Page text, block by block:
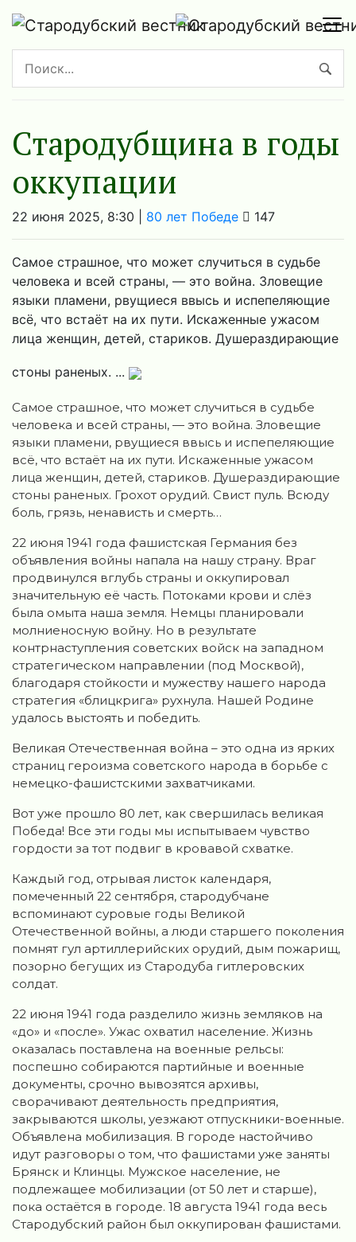
Стародубщина в годы
оккупации
22 июня 2025, 8:30 | 80 лет Победе 147
Самое страшное, что может случиться в судьбе
человека и всей страны, — это война. Зловещие
языки пламени, рвущиеся ввысь и испепеляющие
всё, что встаёт на их пути. Искаженные ужасом
лица женщин, детей, стариков. Душераздирающие
стоны раненых. ...
Самое страшное, что может случиться в судьбе
человека и всей страны, — это война. Зловещие
языки пламени, рвущиеся ввысь и испепеляющие
всё, что встаёт на их пути. Искаженные ужасом
лица женщин, детей, стариков. Душераздирающие
стоны раненых. Грохот орудий. Свист пуль. Всюду
боль, грязь, ненависть и смерть…
22 июня 1941 года фашистская Германия без
объявления войны напала на нашу страну. Враг
продвинулся вглубь страны и оккупировал
значительную её часть. Потоками крови и слёз
была омыта наша земля. Немцы планировали
молниеносную войну. Но в результате
контрнаступления советских войск на западном
стратегическом направлении (под Москвой),
благодаря стойкости и мужеству нашего народа
стратегия «блицкрига» рухнула. Нашей Родине
удалось выстоять и победить.
Великая Отечественная война – это одна из ярких
страниц героизма советского народа в борьбе с
немецко-фашистскими захватчиками.
Вот уже прошло 80 лет, как свершилась великая
Победа! Все эти годы мы испытываем чувство
гордости за тот подвиг в кровавой схватке.
Каждый год, отрывая листок календаря,
помеченный 22 сентября, стародубчане
вспоминают суровые годы Великой
Отечественной войны, а люди старшего поколения
помнят гул артиллерийских орудий, дым пожарищ,
позорно бегущих из Стародуба гитлеровских
солдат.
22 июня 1941 года разделило жизнь земляков на
«до» и «после». Ужас охватил население. Жизнь
оказалась поставлена на военные рельсы:
поспешно собираются партийные и военные
документы, срочно вывозятся архивы,
сворачивают деятельность предприятия,
закрываются школы, уезжают отпускники-военные.
Объявлена мобилизация. В городе настойчиво
идут разговоры о том, что фашистами уже заняты
Брянск и Клинцы. Мужское население, не
подлежащее мобилизации (от 50 лет и старше),
пока остаётся в городе. 18 августа 1941 года весь
Стародубский район был оккупирован фашистами.